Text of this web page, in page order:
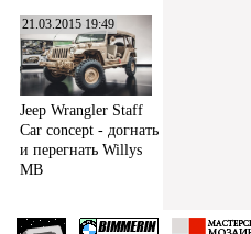
21.03.2015 19:49
Jeep Wrangler Staff
Car concept - догнать
и перегнать Willys
MB